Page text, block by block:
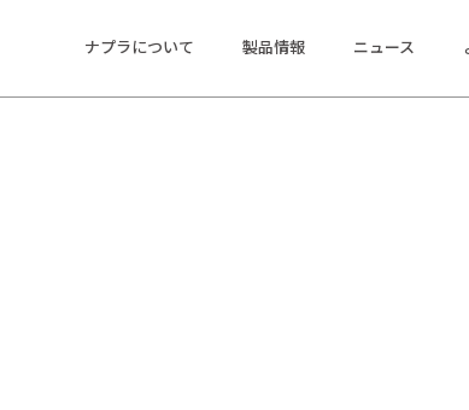
ナプラについて 製品情報 ニュース